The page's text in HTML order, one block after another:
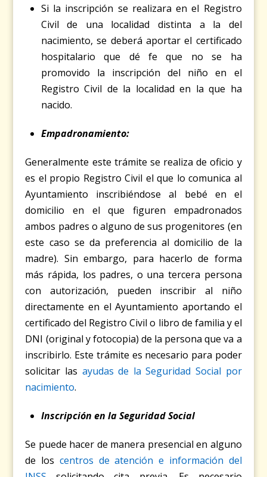
Si la inscripción se realizara en el Registro
Civil de una localidad distinta a la del
nacimiento, se deberá aportar el certificado
hospitalario que dé fe que no se ha
promovido la inscripción del niño en el
Registro Civil de la localidad en la que ha
nacido.
Empadronamiento:
Generalmente este trámite se realiza de oficio y
es el propio Registro Civil el que lo comunica al
Ayuntamiento inscribiéndose al bebé en el
domicilio en el que figuren empadronados
ambos padres o alguno de sus progenitores (en
este caso se da preferencia al domicilio de la
madre). Sin embargo, para hacerlo de forma
más rápida, los padres, o una tercera persona
con autorización, pueden inscribir al niño
directamente en el Ayuntamiento aportando el
certificado del Registro Civil o libro de familia y el
DNI (original y fotocopia) de la persona que va a
inscribirlo. Este trámite es necesario para poder
solicitar las ayudas de la Seguridad Social por
nacimiento.
Inscripción en la Seguridad Social
Se puede hacer de manera presencial en alguno
de los centros de atención e información del